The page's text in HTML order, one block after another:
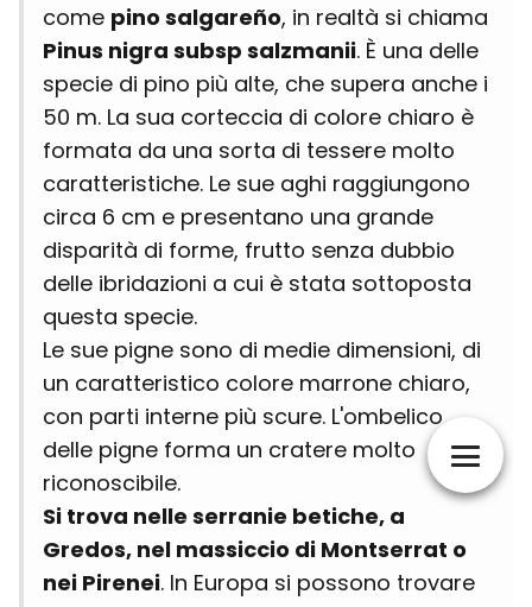
come pino salgareño, in realtà si chiama
Pinus nigra subsp salzmanii. È una delle
specie di pino più alte, che supera anche i
50 m. La sua corteccia di colore chiaro è
formata da una sorta di tessere molto
caratteristiche. Le sue aghi raggiungono
circa 6 cm e presentano una grande
disparità di forme, frutto senza dubbio
delle ibridazioni a cui è stata sottoposta
questa specie.
Le sue pigne sono di medie dimensioni, di
un caratteristico colore marrone chiaro,
con parti interne più scure. L'ombelico
delle pigne forma un cratere molto
riconoscibile.
Si trova nelle serranie betiche, a
Gredos, nel massiccio di Montserrat o
nei Pirenei. In Europa si possono trovare